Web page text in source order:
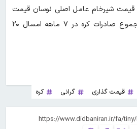
شیرخام عامل اصلی نوسان قیمت
کره در بازار است چراکه مجموع صادرات کره در ۷ ماهه امسال ۲۰
قیمت گذاری گرانی کره